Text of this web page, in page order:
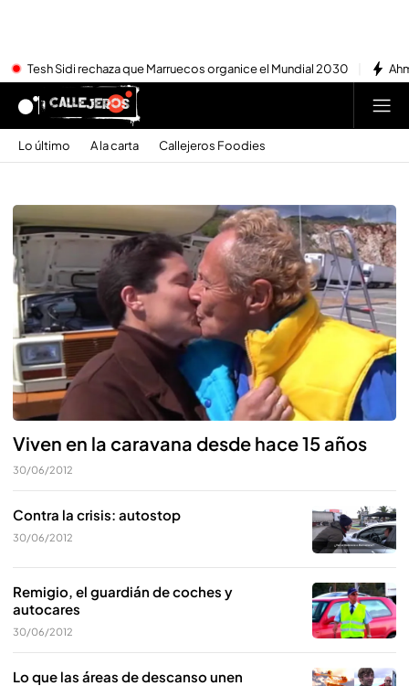
Tesh Sidi rechaza que Marruecos organice el Mundial 2030
Lo último A la carta Callejeros Foodies
Viven en la caravana desde hace 15 años
30/06/2012
Contra la crisis: autostop
30/06/2012
Remigio, el guardián de coches y
autocares
30/06/2012
Lo que las áreas de descanso unen